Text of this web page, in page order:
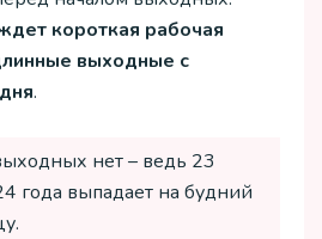
короткая рабочая
выходные с
.
нет – ведь 23
года выпадает на будний